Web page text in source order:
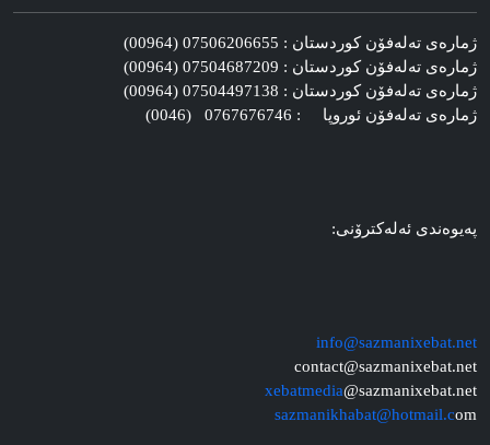
ژماره‌ی ته‌له‌فۆن کوردستان : 07506206655 (00964)
ژماره‌ی ته‌له‌فۆن کوردستان : 07504687209 (00964)
ژماره‌ی ته‌له‌فۆن کوردستان : 07504497138 (00964)
ژماره‌ی ته‌له‌فۆن ئوروپا : 0767676746 (0046)
په‌یوه‌ندی ئه‌له‌کترۆنی:
info@sazmanixebat.net
contact@sazmanixebat.net
xebatmedia@sazmanixebat.net
sazmanikhabat@hotmail.com